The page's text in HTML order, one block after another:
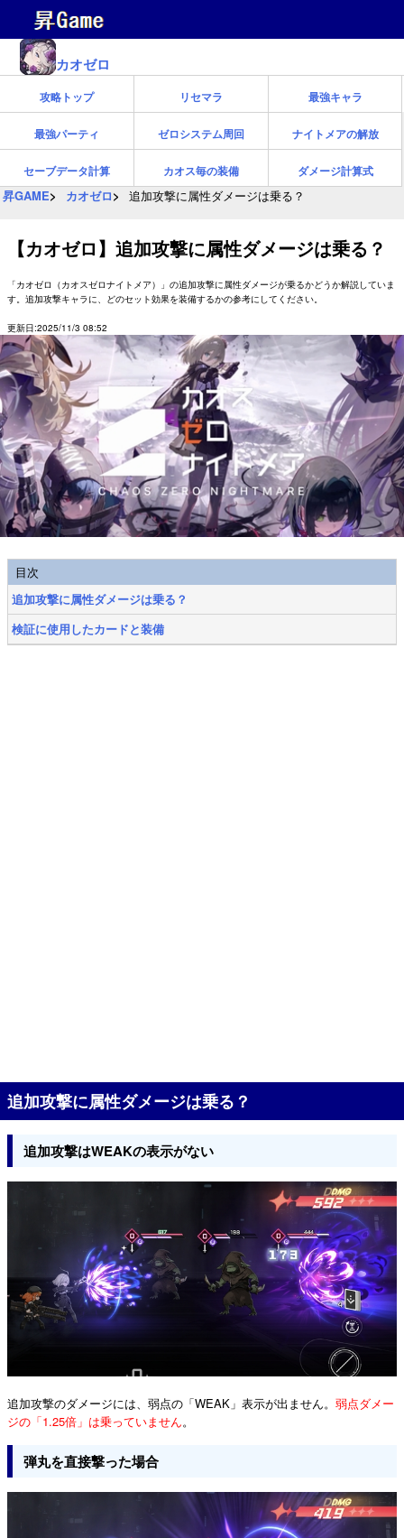
カオゼロ
攻略トップ リセマラ 最強キャラ
最強パーティ ゼロシステム周回 ナイトメアの解放
セーブデータ計算 カオス毎の装備 ダメージ計算式
昇GAME カオゼロ 追加攻撃に属性ダメージは乗る？
【カオゼロ】追加攻撃に属性ダメージは乗る？
「カオゼロ（カオスゼロナイトメア）」の追加攻撃に属性ダメージが乗るかどうか解説していま
す。追加攻撃キャラに、どのセット効果を装備するかの参考にしてください。
更新日:2025/11/3 08:52
目次
追加攻撃に属性ダメージは乗る？
検証に使用したカードと装備
追加攻撃に属性ダメージは乗る？
追加攻撃はWEAKの表示がない
追加攻撃のダメージには、弱点の「WEAK」表示が出ません。 弱点ダメー
ジの「1.25倍」は乗っていません。
弾丸を直接撃った場合